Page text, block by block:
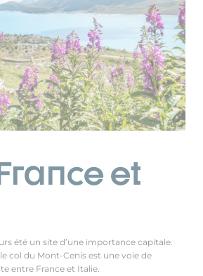
et
été un site d’une importance capitale.
col du Mont-Cenis est une voie de
entre France et Italie.